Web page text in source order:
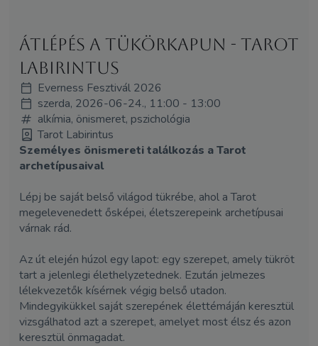
Átlépés a tükörkapun - Tarot
Labirintus
Everness Fesztivál 2026
szerda, 2026-06-24., 11:00 - 13:00
alkímia, önismeret, pszichológia
Tarot Labirintus
Személyes önismereti találkozás a Tarot
archetípusaival
Lépj be saját belső világod tükrébe, ahol a Tarot
megelevenedett ősképei, életszerepeink archetípusai
várnak rád.
Az út elején húzol egy lapot: egy szerepet, amely tükröt
tart a jelenlegi élethelyzetednek. Ezután jelmezes
lélekvezetők kísérnek végig belső utadon.
Mindegyikükkel saját szerepének élettémáján keresztül
vizsgálhatod azt a szerepet, amelyet most élsz és azon
keresztül önmagadat.